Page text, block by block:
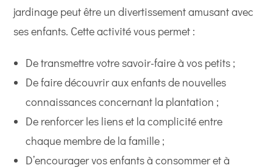
jardinage peut être un divertissement amusant avec
ses enfants. Cette activité vous permet :
De transmettre votre savoir-faire à vos petits ;
De faire découvrir aux enfants de nouvelles
connaissances concernant la plantation ;
De renforcer les liens et la complicité entre
chaque membre de la famille ;
D’encourager vos enfants à consommer et à